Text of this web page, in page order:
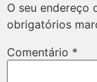
O seu endereço
obrigatórios
Comentário *